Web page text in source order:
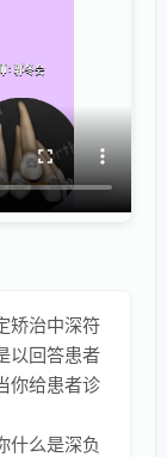
矫治中深符
以回答患者
你给患者诊
什么是深负